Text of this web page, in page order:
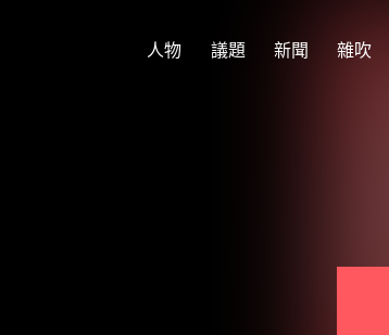
人物 議題 新聞 雜吹